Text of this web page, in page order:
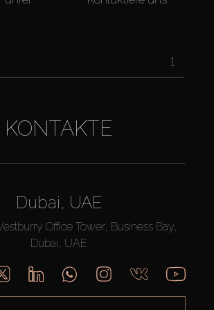
1
KONTAKTE
Dubai, UAE
Office Tower, Business Bay,
Dubai, UAE